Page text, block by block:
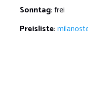
Sonntag: frei
Preisliste: